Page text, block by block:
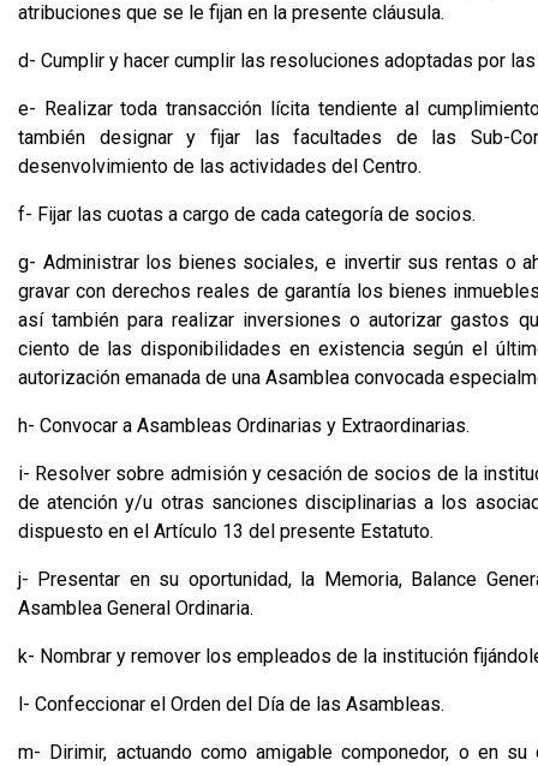
atribuciones que se le fijan en la presente cláusula.
d- Cumplir y hacer cumplir las resoluciones adoptadas por
e- Realizar toda transacción lícita tendiente al
también designar y fijar las facultades de las Sub-
desenvolvimiento de las actividades del Centro.
f- Fijar las cuotas a cargo de cada categoría de socios.
g- Administrar los bienes sociales, e invertir sus rentas o
gravar con derechos reales de garantía los bienes
así también para realizar inversiones o autorizar gastos
ciento de las disponibilidades en existencia según el
autorización emanada de una Asamblea convocada
h- Convocar a Asambleas Ordinarias y Extraordinarias.
i- Resolver sobre admisión y cesación de socios de la
de atención y/u otras sanciones disciplinarias a los
dispuesto en el Artículo 13 del presente Estatuto.
j- Presentar en su oportunidad, la Memoria, Balance
Asamblea General Ordinaria.
k- Nombrar y remover los empleados de la institución
l- Confeccionar el Orden del Día de las Asambleas.
m- Dirimir, actuando como amigable componedor, o en